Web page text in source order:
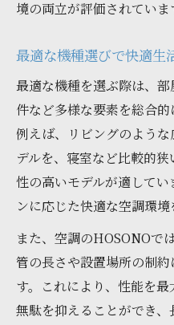
境の両立が評価されていま
最適な機種選びで快適生
最適な機種を選ぶ際は、
件など多様な要素を総合的
例えば、リビングのよう
デルを、寝室など比較的
性の高いモデルが適して
ンに応じた快適な空調環境
また、空調のHOSONOで
管の長さや設置場所の制
す。これにより、性能を
無駄を抑えることができ